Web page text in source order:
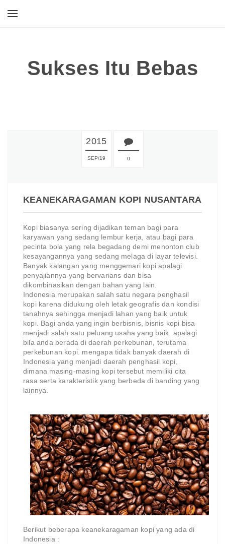
Sukses Itu Bebas
2015
SEP 19 0
KEANEKARAGAMAN KOPI NUSANTARA
Kopi biasanya sering dijadikan teman bagi para
karyawan yang sedang lembur kerja, atau bagi para
pecinta bola yang rela begadang demi menonton club
kesayangannya yang sedang melaga di layar televisi.
Banyak kalangan yang menggemari kopi apalagi
penyajiannya yang bervarians dan bisa
dikombinasikan dengan bahan yang lain.
Indonesia merupakan salah satu negara penghasil
kopi karena didukung oleh letak geografis dan kondisi
tanahnya sehingga menjadi lahan yang baik untuk
kopi. Bagi anda yang ingin berbisnis, bisnis kopi bisa
menjadi salah satu peluang usaha yang baik. apalagi
bila anda berada di daerah perkebunan, terutama
perkebunan kopi. mengapa tidak banyak daerah di
Indonesia yang menjadi daerah penghasil kopi,
dimana masing-masing kopi tersebut memiliki cita
rasa serta karakteristik yang berbeda di banding yang
lainnya.
Berikut beberapa keanekaragaman kopi yang ada di
Indonesia :